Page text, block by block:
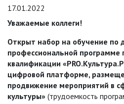
17.01.2022
Уважаемые коллеги!
Открыт набор на обучение по
профессиональной программе
квалификации «PRO
цифровой платформе,
продвижение мероприятий в
культуры» (трудоемкость